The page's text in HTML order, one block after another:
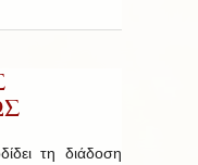
τη διάδοση